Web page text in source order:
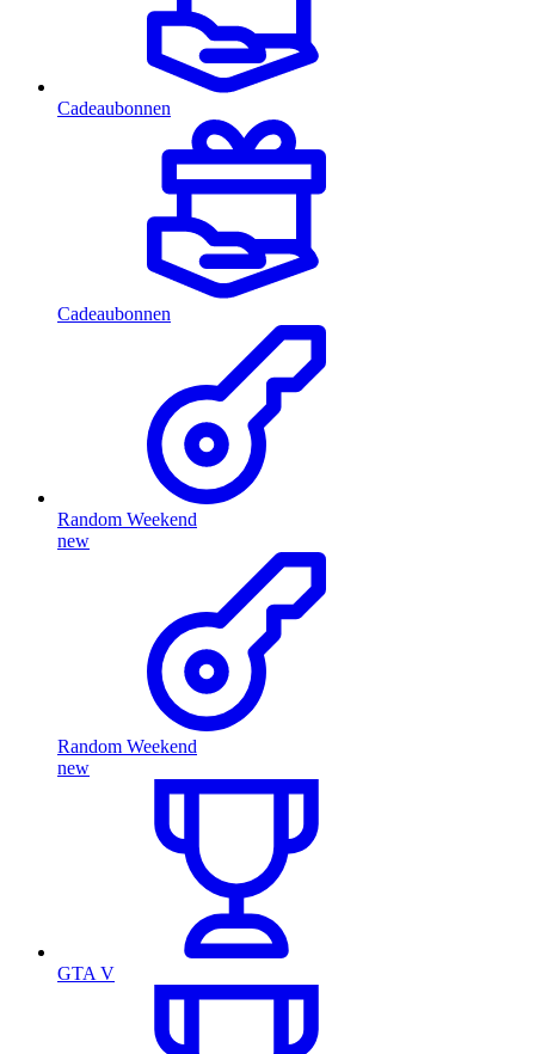
Cadeaubonnen
Cadeaubonnen
Random Weekend
new
Random Weekend
new
GTA V